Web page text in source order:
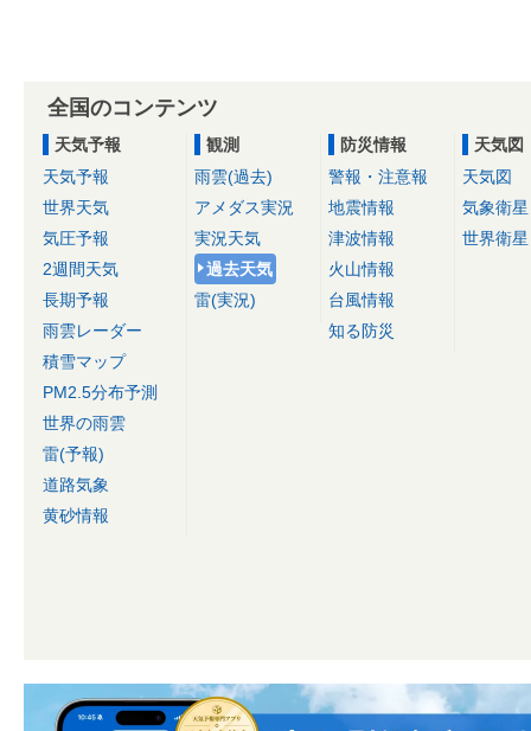
全国のコンテンツ
天気予報
天気予報
世界天気
気圧予報
2週間天気
長期予報
雨雲レーダー
積雪マップ
PM2.5分布予測
世界の雨雲
雷(予報)
道路気象
黄砂情報
観測
雨雲(過去)
アメダス実況
実況天気
過去天気
雷(実況)
防災情報
警報・注意報
地震情報
津波情報
火山情報
台風情報
知る防災
天気図
天気図
気象衛星
世界衛星